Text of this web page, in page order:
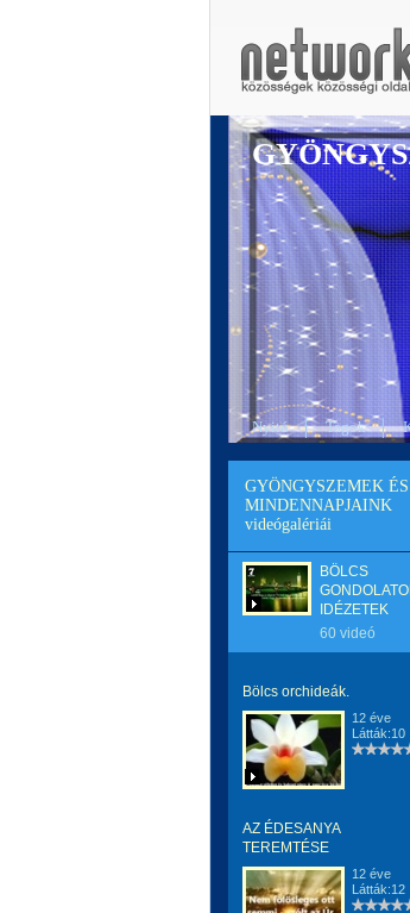
Nyitó Tagok
GYÖNGYSZEMEK ÉS
MINDENNAPJAINK
videógalériái
BÖLCS
IDÉZETEK
60 videó
Bölcs orchideák.
12 éve
Látták:10
AZ ÉDESANYA
TEREMTÉSE
12 éve
Látták:12